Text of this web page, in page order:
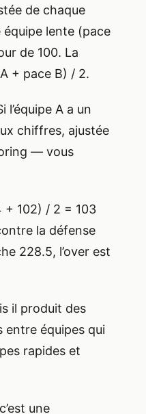
de chaque
lente (pace
de 100. La
+ pace B) / 2.
A a un
chiffres, ajustée
— vous
+ 102) / 2 = 103
la défense
228.5, l’over est
il produit des
entre équipes qui
rapides et
une